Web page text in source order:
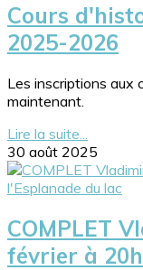
Cours
2025-2026
Les inscriptions aux
maintenant.
Lire la suite...
30 août 2025
COMPLET
février à